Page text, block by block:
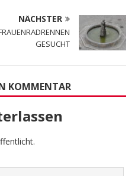
NÄCHSTER
GESUCHT
KOMMENTAR